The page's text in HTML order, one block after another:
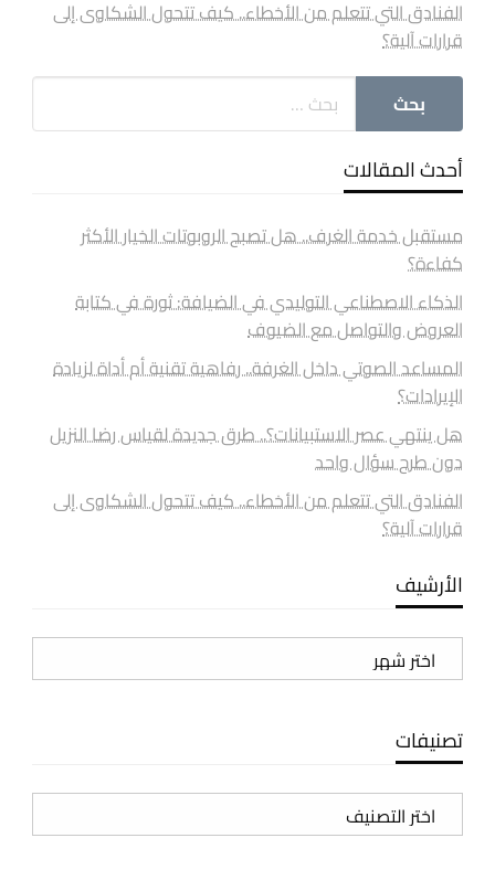
الفنادق التي تتعلم من الأخطاء.. كيف تتحول الشكاوى إلى
قرارات آلية؟
أحدث المقالات
مستقبل خدمة الغرف.. هل تصبح الروبوتات الخيار الأكثر
كفاءة؟
الذكاء الاصطناعي التوليدي في الضيافة: ثورة في كتابة
العروض والتواصل مع الضيوف
المساعد الصوتي داخل الغرفة.. رفاهية تقنية أم أداة لزيادة
الإيرادات؟
هل ينتهي عصر الاستبيانات؟.. طرق جديدة لقياس رضا النزيل
دون طرح سؤال واحد
الفنادق التي تتعلم من الأخطاء.. كيف تتحول الشكاوى إلى
قرارات آلية؟
الأرشيف
الأرشيف
تصنيفات
تصنيفات